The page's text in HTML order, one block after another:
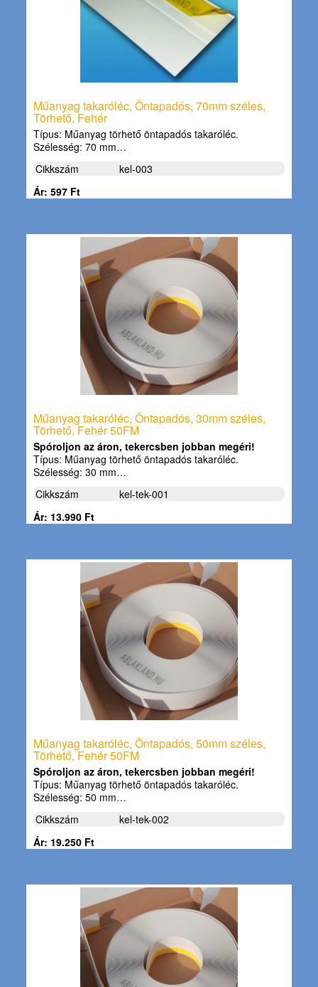
Műanyag takaróléc, Öntapadós, 70mm széles,
Törhető, Fehér
Típus: Műanyag törhető öntapadós takaróléc.
Szélesség: 70 mm…
Cikkszám
kel-003
Ár: 597 Ft
Műanyag takaróléc, Öntapadós, 30mm széles,
Törhető, Fehér 50FM
Spóroljon az áron, tekercsben jobban megéri!
Típus: Műanyag törhető öntapadós takaróléc.
Szélesség: 30 mm…
Cikkszám
kel-tek-001
Ár: 13.990 Ft
Műanyag takaróléc, Öntapadós, 50mm széles,
Törhető, Fehér 50FM
Spóroljon az áron, tekercsben jobban megéri!
Típus: Műanyag törhető öntapadós takaróléc.
Szélesség: 50 mm…
Cikkszám
kel-tek-002
Ár: 19.250 Ft